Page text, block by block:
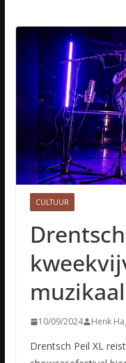
CULTUUR
10/09/2024 Henk
Drentsch Peil XL